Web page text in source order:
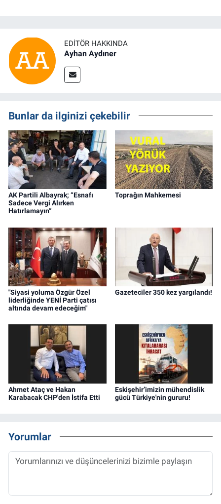
EDITÖR HAKKINDA
Ayhan Aydıner
Bunlar da ilginizi çekebilir
AK Partili Albayrak; “Esnafı
Sadece Vergi Alırken
Hatırlamayın”
Toprağın Mahkemesi
"Siyasi yoluma Özgür Özel
liderliğinde YENİ Parti çatısı
altında devam edeceğim"
Gazeteciler 350 kez yargılandı!
Ahmet Ataç ve Hakan
Karabacak CHP'den İstifa Etti
Eskişehir’imizin mühendislik
gücü Türkiye'nin gururu!
Yorumlar